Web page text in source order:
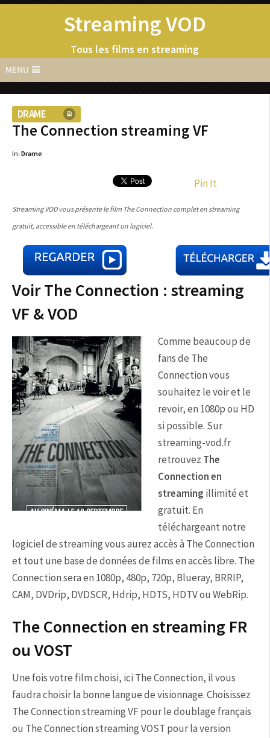
Streaming VOD
Tous les films en streaming
MENU
DRAME
The Connection streaming VF
In: Drame
Pin It
Streaming VOD vous présente le film The Connection complet en streaming
gratuit, accessible en téléchargeant un logiciel.
Voir The Connection : streaming
VF & VOD
Comme beaucoup de
fans de The
Connection vous
souhaitez le voir et le
revoir, en 1080p ou HD
si possible. Sur
streaming-vod.fr
retrouvez The
Connection en
streaming illimité et
gratuit. En
téléchargeant notre
logiciel de streaming vous aurez accès à The Connection
et tout une base de données de films en accès libre. The
Connection sera en 1080p, 480p, 720p, Blueray, BRRIP,
CAM, DVDrip, DVDSCR, Hdrip, HDTS, HDTV ou WebRip.
The Connection en streaming FR
ou VOST
Une fois votre film choisi, ici The Connection, il vous
faudra choisir la bonne langue de visionnage. Choisissez
The Connection streaming VF pour le doublage français
ou The Connection streaming VOST pour la version